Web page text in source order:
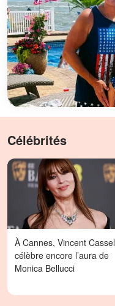
Célébrités
À Cannes, Vincent Cassel
célèbre encore l’aura de
Monica Bellucci